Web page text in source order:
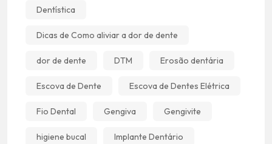
Dentística
Dicas de Como aliviar a dor de dente
dor de dente DTM Erosão dentária
Escova de Dente Escova de Dentes Elétrica
Fio Dental Gengiva Gengivite
higiene bucal Implante Dentário